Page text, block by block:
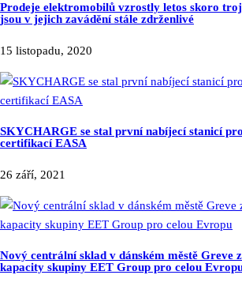
Prodeje elektromobilů vzrostly letos skoro
jsou v jejich zavádění stále zdrženlivé
15 listopadu, 2020
SKYCHARGE se stal první nabíjecí stanicí
certifikací EASA
26 září, 2021
Nový centrální sklad v dánském městě Greve
kapacity skupiny EET Group pro celou